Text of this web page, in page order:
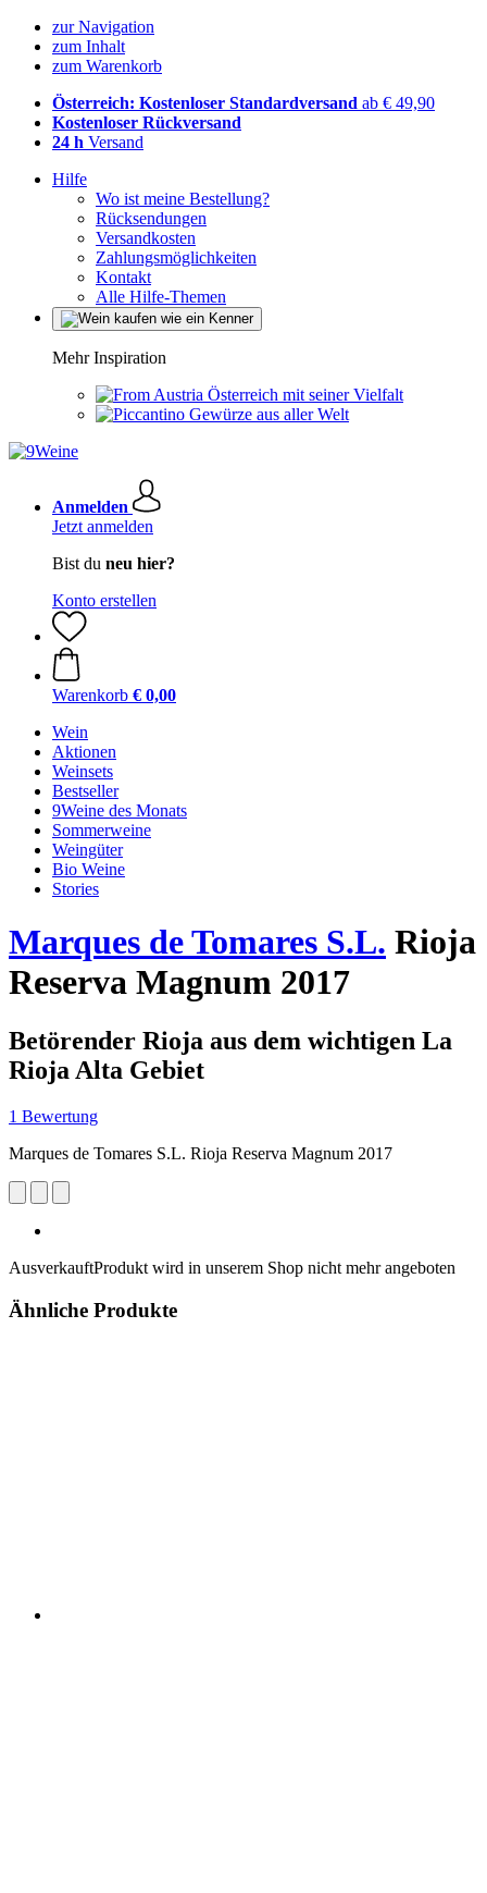
zur Navigation
zum Inhalt
zum Warenkorb
Österreich: Kostenloser Standardversand ab € 49,90
Kostenloser Rückversand
24 h Versand
Hilfe
Wo ist meine Bestellung?
Rücksendungen
Versandkosten
Zahlungsmöglichkeiten
Kontakt
Alle Hilfe-Themen
Mehr Inspiration
Österreich mit seiner Vielfalt
Gewürze aus aller Welt
Anmelden
Jetzt anmelden
Bist du neu hier?
Konto erstellen
Warenkorb € 0,00
Wein
Aktionen
Weinsets
Bestseller
9Weine des Monats
Sommerweine
Weingüter
Bio Weine
Stories
Marques de Tomares S.L. Rioja
Reserva Magnum 2017
Betörender Rioja aus dem wichtigen La
Rioja Alta Gebiet
1 Bewertung
Marques de Tomares S.L. Rioja Reserva Magnum 2017
AusverkauftProdukt wird in unserem Shop nicht mehr angeboten
Ähnliche Produkte